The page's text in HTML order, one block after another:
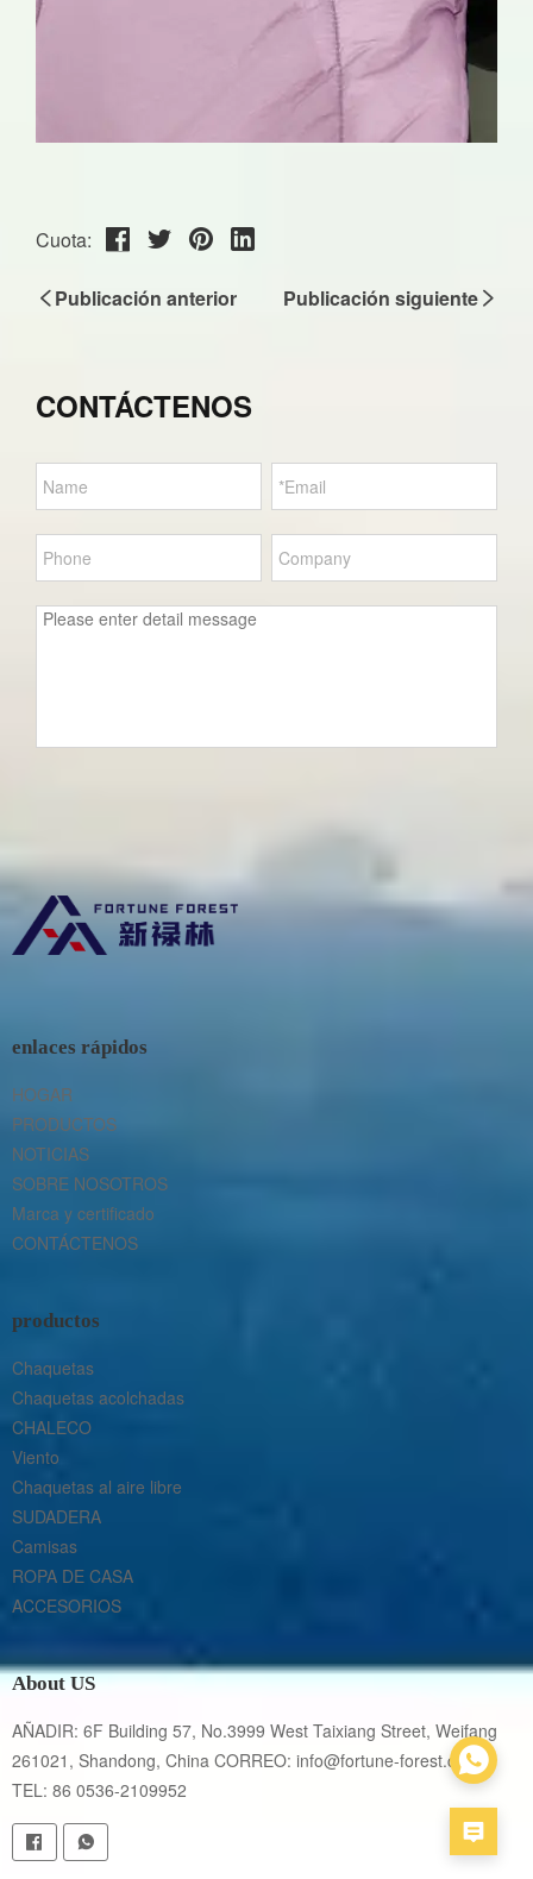
Cuota:
Publicación anterior Publicación siguiente
CONTÁCTENOS
enlaces rápidos
HOGAR
PRODUCTOS
NOTICIAS
SOBRE NOSOTROS
Marca y certificado
CONTÁCTENOS
productos
Chaquetas
Chaquetas acolchadas
CHALECO
Viento
Chaquetas al aire libre
SUDADERA
Camisas
ROPA DE CASA
ACCESORIOS
About US
AÑADIR: 6F Building 57, No.3999 West Taixiang Street, Weifang
261021, Shandong, China CORREO: info@fortune-forest.com
TEL: 86 0536-2109952